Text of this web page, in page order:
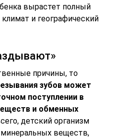
вырастет полный
и географический
причины, то
зубов может
поступлении в
и обменных
детский организм
веществ,